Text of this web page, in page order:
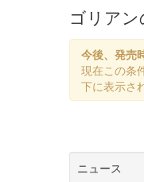
ゴリアン
今後、発売
現在この条
下に表示さ
ニュース